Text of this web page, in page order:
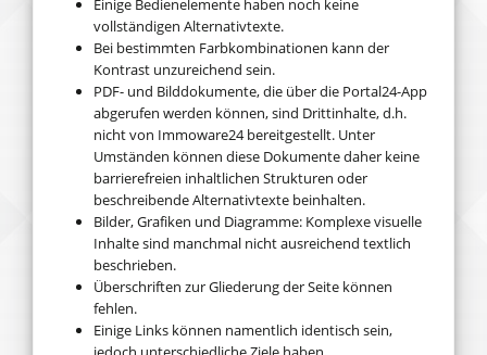
Einige Bedienelemente haben noch keine
vollständigen Alternativtexte.
Bei bestimmten Farbkombinationen kann der
Kontrast unzureichend sein.
PDF- und Bilddokumente, die über die Portal24-App
abgerufen werden können, sind Drittinhalte, d.h.
nicht von Immoware24 bereitgestellt. Unter
Umständen können diese Dokumente daher keine
barrierefreien inhaltlichen Strukturen oder
beschreibende Alternativtexte beinhalten.
Bilder, Grafiken und Diagramme: Komplexe visuelle
Inhalte sind manchmal nicht ausreichend textlich
beschrieben.
Überschriften zur Gliederung der Seite können
fehlen.
Einige Links können namentlich identisch sein,